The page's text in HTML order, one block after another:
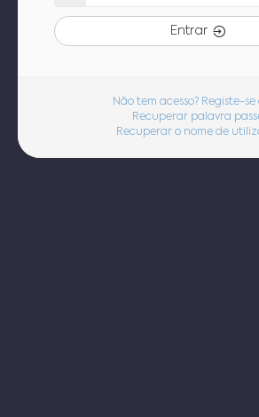
Entrar
Não tem acesso? Registe-se
Recuperar palavra
Recuperar o nome de